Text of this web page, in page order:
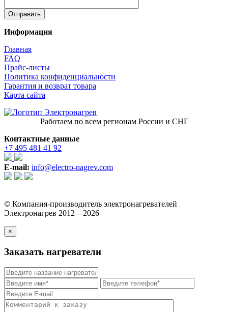
Информация
Главная
FAQ
Прайс-листы
Политика конфиденциальности
Гарантия и возврат товара
Карта сайта
Работаем по всем регионам России и СНГ
Контактные данные
+7 495 481 41 92
E-mail: info@electro-nagrev.com
© Компания-производитель электронагревателей
Электронагрев 2012—2026
×
Заказать нагреватели